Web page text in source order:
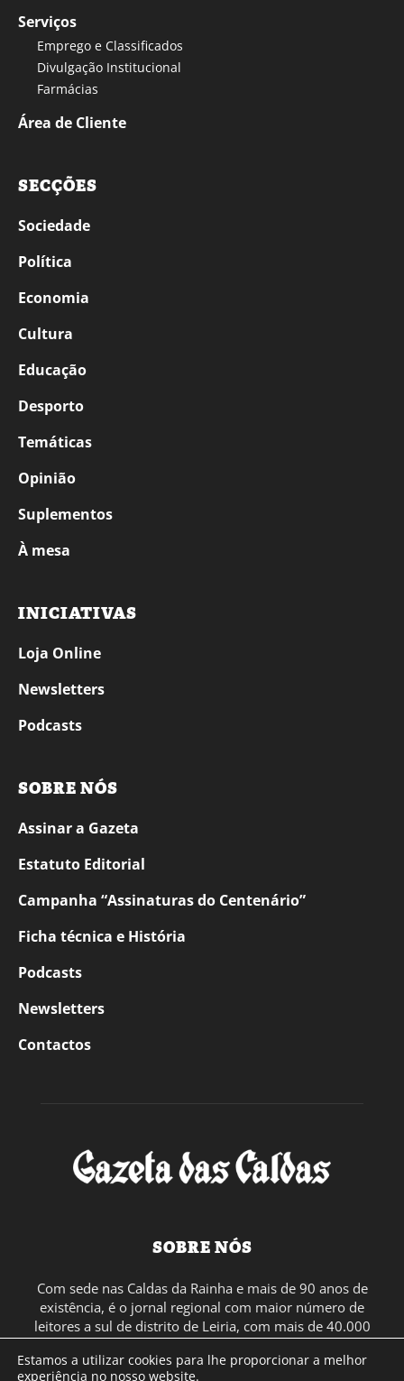
Serviços
Emprego e Classificados
Divulgação Institucional
Farmácias
Área de Cliente
SECÇÕES
Sociedade
Política
Economia
Cultura
Educação
Desporto
Temáticas
Opinião
Suplementos
À mesa
INICIATIVAS
Loja Online
Newsletters
Podcasts
SOBRE NÓS
Assinar a Gazeta
Estatuto Editorial
Campanha “Assinaturas do Centenário”
Ficha técnica e História
Podcasts
Newsletters
Contactos
SOBRE NÓS
Com sede nas Caldas da Rainha e mais de 90 anos de
existência, é o jornal regional com maior número de
leitores a sul de distrito de Leiria, com mais de 40.000
em Portugal Continental e assinatura online.
Estamos a utilizar cookies para lhe proporcionar a melhor
experiência no nosso website.